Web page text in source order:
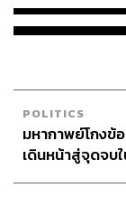
POLITICS
มหากาพย์โกงข้
เดินหน้าสู่จุดจบ